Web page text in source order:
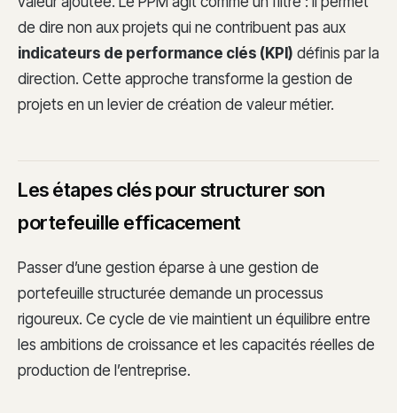
de dire non aux projets qui ne contribuent pas aux
indicateurs de performance clés (KPI) définis par la
direction. Cette approche transforme la gestion de
projets en un levier de création de valeur métier.
Les étapes clés pour structurer son
portefeuille efficacement
Passer d’une gestion éparse à une gestion de
portefeuille structurée demande un processus
rigoureux. Ce cycle de vie maintient un équilibre entre
les ambitions de croissance et les capacités réelles de
production de l’entreprise.